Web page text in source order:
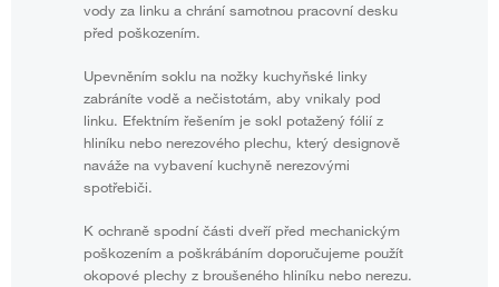
vody za linku a chrání samotnou pracovní desku
před poškozením.
Upevněním soklu na nožky kuchyňské linky
zabráníte vodě a nečistotám, aby vnikaly pod
linku. Efektním řešením je sokl potažený fólií z
hliníku nebo nerezového plechu, který designově
naváže na vybavení kuchyně nerezovými
spotřebiči.
K ochraně spodní části dveří před mechanickým
poškozením a poškrábáním doporučujeme použít
okopové plechy z broušeného hliníku nebo nerezu.